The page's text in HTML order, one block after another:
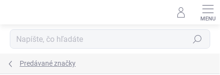
Hľadať
Predávané značky